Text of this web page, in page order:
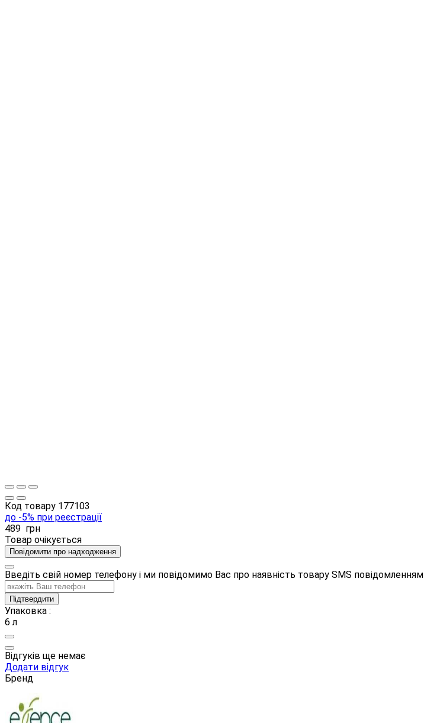
Код товару 177103
до -5% при реєстрації
489 грн
Товар очікується
Повідомити про надходження
Введіть свій номер телефону і ми повідомимо Вас про наявність товару SMS повідомленням
Підтвердити
Упаковка :
6 л
Відгуків ще немає
Додати відгук
Бренд